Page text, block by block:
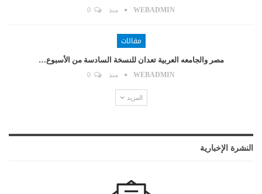
WEBADMIN منذ
مقالات
مصر والجامعه العربية تعدان للنسخة السادسة من الأسبوع…
WEBADMIN منذ
المزيد
النشرة الإخبارية